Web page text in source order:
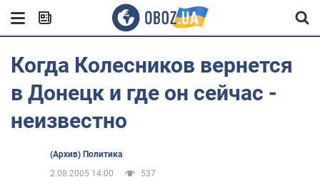
Когда Колесников вернется
в Донецк и где он сейчас -
неизвестно
(Архив) Политика
2.08.2005 14:00
537